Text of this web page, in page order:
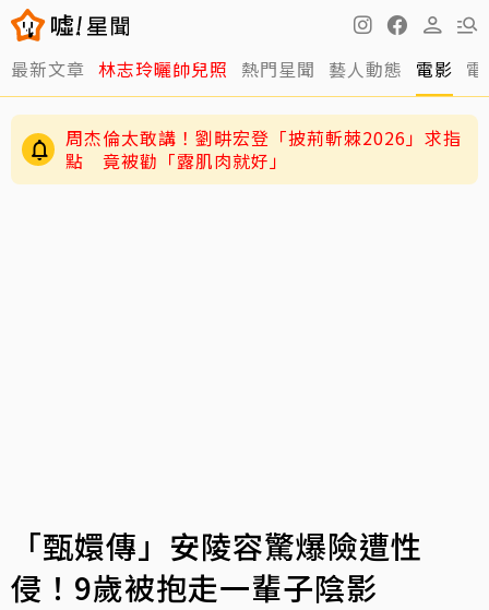
最新文章 林志玲曬帥兒照 熱門星聞 藝人動態 電影
周杰倫太敢講！劉畊宏登「披荊斬棘2026」求指
點 竟被勸「露肌肉就好」
「甄嬛傳」安陵容驚爆險遭性
侵！9歲被抱走一輩子陰影